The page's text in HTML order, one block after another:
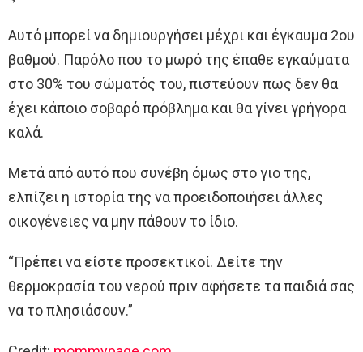
Αυτό μπορεί να δημιουργήσει μέχρι και έγκαυμα 2ου
βαθμού. Παρόλο που το μωρό της έπαθε εγκαύματα
στο 30% του σώματός του, πιστεύουν πως δεν θα
έχει κάποιο σοβαρό πρόβλημα και θα γίνει γρήγορα
καλά.
Μετά από αυτό που συνέβη όμως στο γιο της,
ελπίζει η ιστορία της να προειδοποιήσει άλλες
οικογένειες να μην πάθουν το ίδιο.
“Πρέπει να είστε προσεκτικοί. Δείτε την
θερμοκρασία του νερού πριν αφήσετε τα παιδιά σας
να το πλησιάσουν.”